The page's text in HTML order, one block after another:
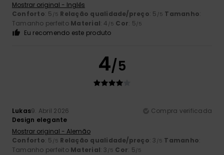
Mostrar original - Inglês
Conforto: 5 /5 Relação qualidade/preço: 5 /5 Tamanho:
Tamanho perfeito Material: 4 /5 Cor: 5/5
Eu recomendo este produto
4/5
Lukas9. Abril 2026
Compra verificada
Design elegante
Mostrar original - Alemão
Conforto: 5 /5 Relação qualidade/preço: 3 /5 Tamanho:
Tamanho perfeito Material: 3 /5 Cor: 5/5